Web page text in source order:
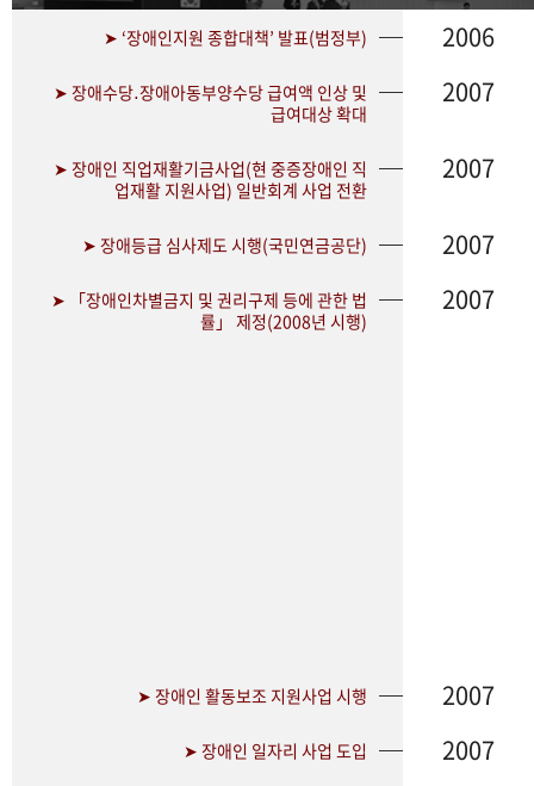
➤ ‘장애인지원 종합대책’ 발표(범정부) 2006
➤ 장애수당․장애아동부양수당 급여액 인상 및
급여대상 확대
2007
➤ 장애인 직업재활기금사업(현 중증장애인 직
업재활 지원사업) 일반회계 사업 전환
2007
➤ 장애등급 심사제도 시행(국민연금공단) 2007
➤ 「장애인차별금지 및 권리구제 등에 관한 법
률」 제정(2008년 시행)
2007
➤ 장애인 활동보조 지원사업 시행 2007
➤ 장애인 일자리 사업 도입 2007